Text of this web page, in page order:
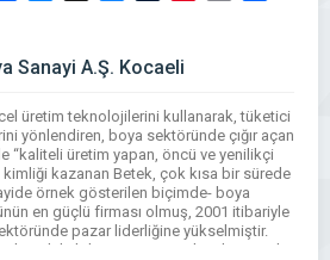
Sanayi A.Ş. Kocaeli
üretim teknolojilerini kullanarak, tüketici
yönlendiren, boya sektöründe çığır açan
“kaliteli üretim yapan, öncü ve yenilikçi
kimliği kazanan Betek, çok kısa bir sürede
örnek gösterilen biçimde- boya
en güçlü firması olmuş, 2001 itibariyle
pazar liderliğine yükselmiştir.
sektördeki lider pozisyona ulaşırken marka